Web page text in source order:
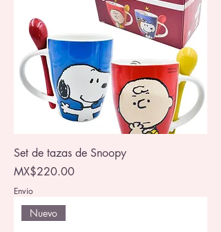
Set de tazas de Snoopy
Price
MX$220.00
Envio
Nuevo